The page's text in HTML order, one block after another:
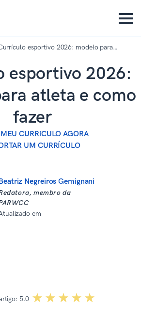
esportivo 2026: modelo para
esportivo 2026:
atleta e como
fazer
CURRíCULO AGORA
UM CURRÍCULO
Negreiros Gemignani
membro da
em
5.0 ☆☆☆☆☆
★★★★★